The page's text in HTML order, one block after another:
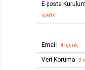
E-posta
içerik
Email 4 içerik
Veri Koruma 3